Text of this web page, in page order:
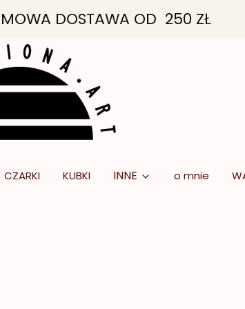
DOSTAWA OD 250 ZŁ
CZARKI KUBKI INNE o mnie